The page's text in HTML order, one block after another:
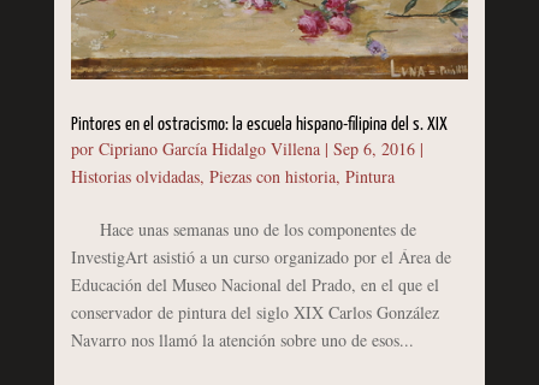
Pintores en el ostracismo: la escuela hispano-filipina del s. XIX
por Cipriano García Hidalgo Villena| Sep 6, 2016|
Historias olvidadas, Piezas con historia, Pintura
Hace unas semanas uno de los componentes de
InvestigArt asistió a un curso organizado por el Área de
Educación del Museo Nacional del Prado, en el que el
conservador de pintura del siglo XIX Carlos González
Navarro nos llamó la atención sobre uno de esos...